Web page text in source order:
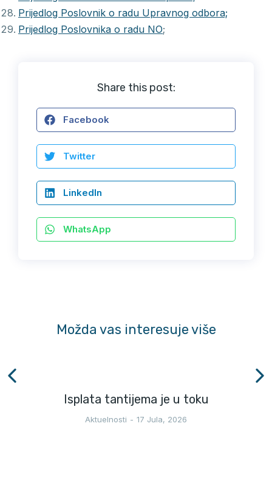
Prijedlog Poslovnik o radu Upravnog odbora;
Prijedlog Poslovnika o radu NO;
Share this post:
Facebook
Twitter
LinkedIn
WhatsApp
Možda vas interesuje više
Isplata tantijema je u toku
Aktuelnosti 17 Jula, 2026